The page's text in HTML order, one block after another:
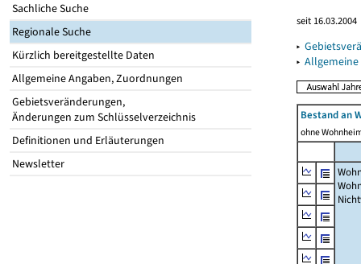
Sachliche Suche
Regionale Suche
Kürzlich bereitgestellte Daten
Allgemeine Angaben, Zuordnungen
Gebietsveränderungen,
Änderungen zum Schlüsselverzeichnis
Definitionen und Erläuterungen
Newsletter
seit 16.03.2004
▸
▸
Bestand an
ohne